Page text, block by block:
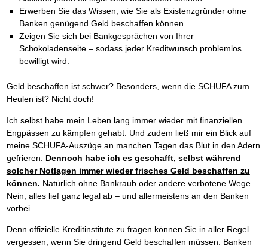
Erwerben Sie das Wissen, wie Sie als Existenzgründer ohne
Banken genügend Geld beschaffen können.
Zeigen Sie sich bei Bankgesprächen von Ihrer
Schokoladenseite – sodass jeder Kreditwunsch problemlos
bewilligt wird.
Geld beschaffen ist schwer? Besonders, wenn die SCHUFA zum
Heulen ist? Nicht doch!
Ich selbst habe mein Leben lang immer wieder mit finanziellen
Engpässen zu kämpfen gehabt. Und zudem ließ mir ein Blick auf
meine SCHUFA-Auszüge an manchen Tagen das Blut in den Adern
gefrieren. Dennoch habe ich es geschafft, selbst während
solcher Notlagen immer wieder frisches Geld beschaffen zu
können. Natürlich ohne Bankraub oder andere verbotene Wege.
Nein, alles lief ganz legal ab – und allermeistens an den Banken
vorbei.
Denn offizielle Kreditinstitute zu fragen können Sie in aller Regel
vergessen, wenn Sie dringend Geld beschaffen müssen. Banken